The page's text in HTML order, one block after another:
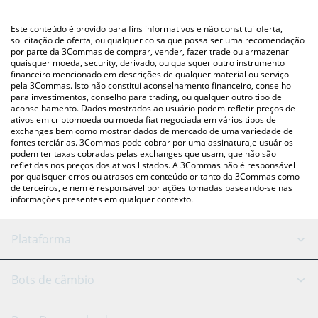
Você também pode usar nossa tabela de preços de Mind of
Pepe acima para verificar o último preço de Mind of Pepe nas
principais moedas fiat e criptográficas.
Este conteúdo é provido para fins informativos e não constitui oferta,
solicitação de oferta, ou qualquer coisa que possa ser uma recomendação
por parte da 3Commas de comprar, vender, fazer trade ou armazenar
quaisquer moeda, security, derivado, ou quaisquer outro instrumento
financeiro mencionado em descrições de qualquer material ou serviço
pela 3Commas. Isto não constitui aconselhamento financeiro, conselho
para investimentos, conselho para trading, ou qualquer outro tipo de
aconselhamento. Dados mostrados ao usuário podem refletir preços de
ativos em criptomoeda ou moeda fiat negociada em vários tipos de
exchanges bem como mostrar dados de mercado de uma variedade de
fontes terciárias. 3Commas pode cobrar por uma assinatura,e usuários
podem ter taxas cobradas pelas exchanges que usam, que não são
refletidas nos preços dos ativos listados. A 3Commas não é responsável
por quaisquer erros ou atrasos em conteúdo or tanto da 3Commas como
de terceiros, e nem é responsável por ações tomadas baseando-se nas
informações presentes em qualquer contexto.
Plataforma
Bot GRID
Bots de câmbio